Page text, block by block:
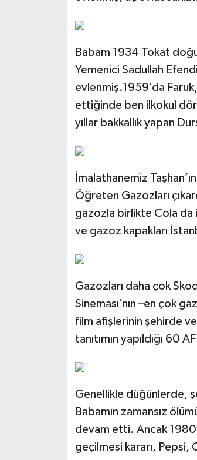
Babam 1934 Tokat
Yemenici Sadullah
evlenmiş.1959’da
ettiğinde ben ilkokul
yıllar bakkallık yapan
İmalathanemiz
Öğreten Gazozları
gazozla birlikte Cola da
ve gazoz kapakları
Gazozları daha çok
Sineması’nın –en çok
film afişlerinin şehirde
tanıtımın yapıldığı 60
Genellikle düğünlerde,
Babamın zamansız
devam etti. Ancak
geçilmesi kararı, Pepsi,